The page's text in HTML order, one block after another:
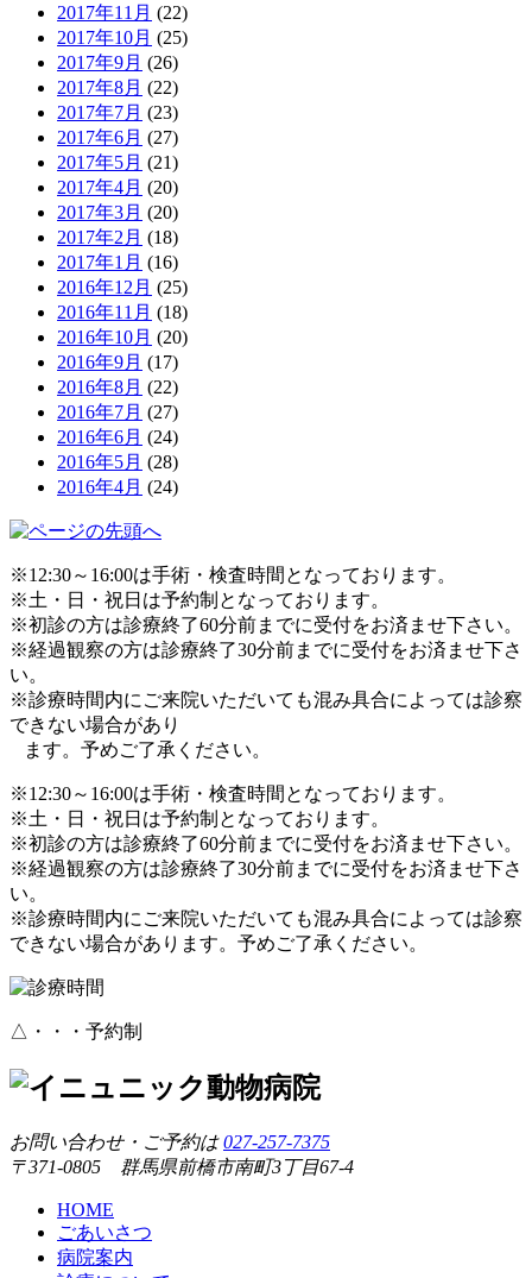
2017年11月 (22)
2017年10月 (25)
2017年9月 (26)
2017年8月 (22)
2017年7月 (23)
2017年6月 (27)
2017年5月 (21)
2017年4月 (20)
2017年3月 (20)
2017年2月 (18)
2017年1月 (16)
2016年12月 (25)
2016年11月 (18)
2016年10月 (20)
2016年9月 (17)
2016年8月 (22)
2016年7月 (27)
2016年6月 (24)
2016年5月 (28)
2016年4月 (24)
※12:30～16:00は手術・検査時間となっております。
※土・日・祝日は予約制となっております。
※初診の方は診療終了60分前までに受付をお済ませ下さい。
※経過観察の方は診療終了30分前までに受付をお済ませ下さ
い。
※診療時間内にご来院いただいても混み具合によっては診察
できない場合があり
ます。予めご了承ください。
※12:30～16:00は手術・検査時間となっております。
※土・日・祝日は予約制となっております。
※初診の方は診療終了60分前までに受付をお済ませ下さい。
※経過観察の方は診療終了30分前までに受付をお済ませ下さ
い。
※診療時間内にご来院いただいても混み具合によっては診察
できない場合があります。予めご了承ください。
△・・・予約制
お問い合わせ・ご予約は027-257-7375
〒371-0805 群馬県前橋市南町3丁目67-4
HOME
ごあいさつ
病院案内